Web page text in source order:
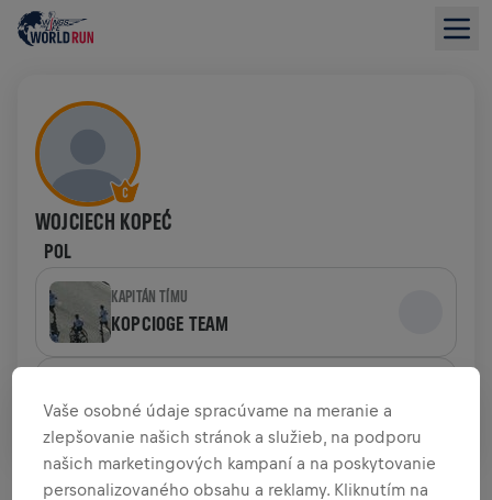
WOJCIECH KOPEĆ
POL
KAPITÁN TÍMU
KOPCIOGE TEAM
RED BULLS & FRIENDS
PREHĽAD FUNDRAISINGU
Vaše osobné údaje spracúvame na meranie a
zlepšovanie našich stránok a služieb, na podporu
našich marketingových kampaní a na poskytovanie
personalizovaného obsahu a reklamy. Kliknutím na